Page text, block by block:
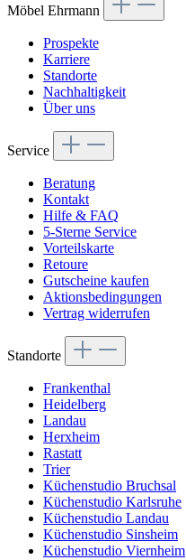
Möbel Ehrmann
Prospekte
Karriere
Standorte
Nachhaltigkeit
Über uns
Service
Beratung
Kontakt
Hilfe & FAQ
5-Sterne Service
Vorteilskarte
Retoure
Gutscheine kaufen
Aktionsbedingungen
Vertrag widerrufen
Standorte
Frankenthal
Heidelberg
Landau
Herxheim
Rastatt
Trier
Küchenstudio Bruchsal
Küchenstudio Karlsruhe
Küchenstudio Landau
Küchenstudio Sinsheim
Küchenstudio Viernheim